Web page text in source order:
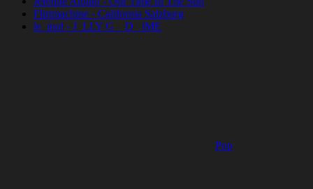
Flirtmachine - California Salzburg
le_mol - J_LLY G__D _iME
Pop